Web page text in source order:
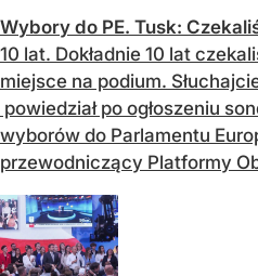
Wybory do PE. Tusk:
10 lat. Dokładnie 10 lat
miejsce na podium.
powiedział po ogłoszeniu
wyborów do Parlamentu
przewodniczący Platformy